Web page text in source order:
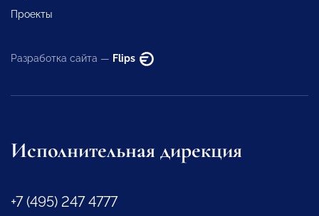
Проекты
Разработка сайта — Flips
Исполнительная дирекция
+7 (495) 247 4777